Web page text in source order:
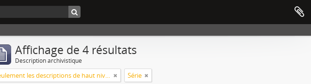
Affichage de 4 résultats
Description archivistique
Seulement les descriptions de haut niveau Série